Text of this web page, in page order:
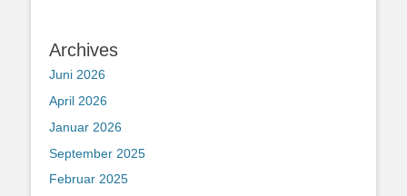
Archives
Juni 2026
April 2026
Januar 2026
September 2025
Februar 2025